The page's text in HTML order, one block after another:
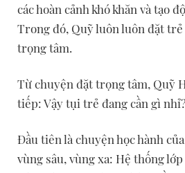
các hoàn cảnh khó khăn và tạo
Trong đó, Quỹ luôn luôn đặt
trọng tâm.
Từ chuyện đặt trọng tâm, Quỹ
tiếp: Vậy tụi trẻ đang cần gì
Đầu tiên là chuyện học hành
vùng sâu, vùng xa: Hệ thống